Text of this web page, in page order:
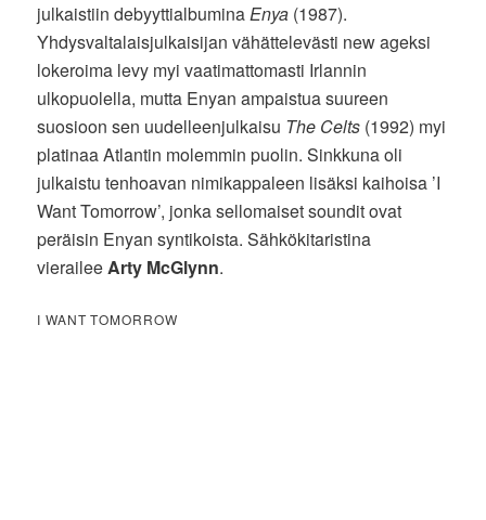
julkaistiin debyyttialbuminaEnya (1987).
Yhdysvaltalaisjulkaisijan vähättelevästi new ageksi
lokeroima levy myi vaatimattomasti Irlannin
ulkopuolella, mutta Enyan ampaistua suureen
suosioon sen uudelleenjulkaisu The Celts (1992) myi
platinaa Atlantin molemmin puolin. Sinkkuna oli
julkaistu tenhoavan nimikappaleen lisäksi kaihoisa ’I
Want Tomorrow’, jonka sellomaiset soundit ovat
peräisin Enyan syntikoista. Sähkökitaristina
vieraileeArty McGlynn.
I WANT TOMORROW